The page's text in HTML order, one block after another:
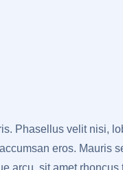
Phasellus velit nisi,
eros. Mauris
arcu, sit amet rhoncus